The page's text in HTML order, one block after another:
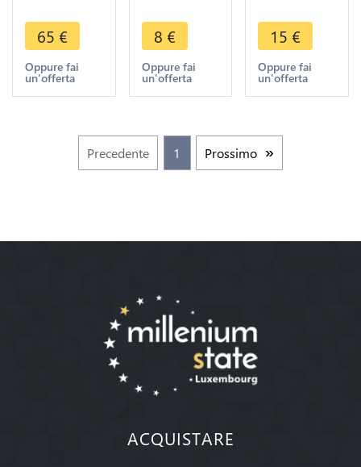
Follis
Nummus
Constantius
I 296 297
65 €
Oppure fai
un'offerta
Pfennig
Wilhelm I
1875 B ->
Make offer
8 €
Oppure fai
un'offerta
Mark
Wilhelm II
1915 A
Berlin Silver
15 €
Oppure fai
un'offerta
Precedente 1 Prossimo
ACQUISTARE